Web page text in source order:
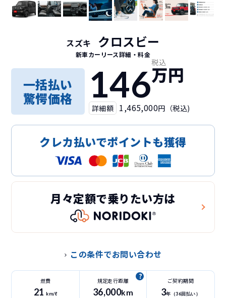
スズキ クロスビー
新車カーリース詳細 ・料金
一括払い
驚愕価格
146
税込
万円
詳細額 1,465,000円（税込)
クレカ払いでポイントも獲得
月々定額で乗りたい方は
この条件でお問い合わせ
燃費
21 km/ℓ
規定走行距離
36,000km
ご契約期間
3年（36回払い）